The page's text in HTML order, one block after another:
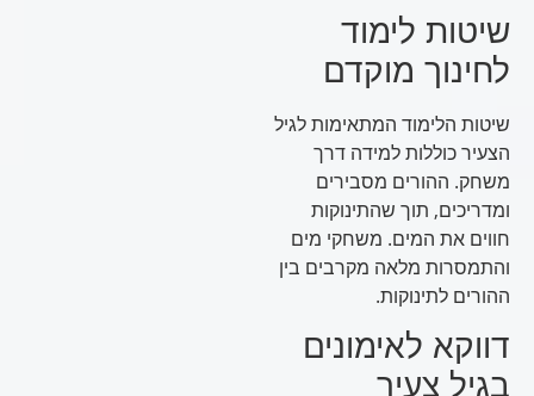
שיטות לימוד
לחינוך מוקדם
שיטות הלימוד המתאימות לגיל
הצעיר כוללות למידה דרך
משחק. ההורים מסבירים
ומדריכים, תוך שהתינוקות
חווים את המים. משחקי מים
והתמסרות מלאה מקרבים בין
ההורים לתינוקות.
דווקא לאימונים
בגיל צעיר